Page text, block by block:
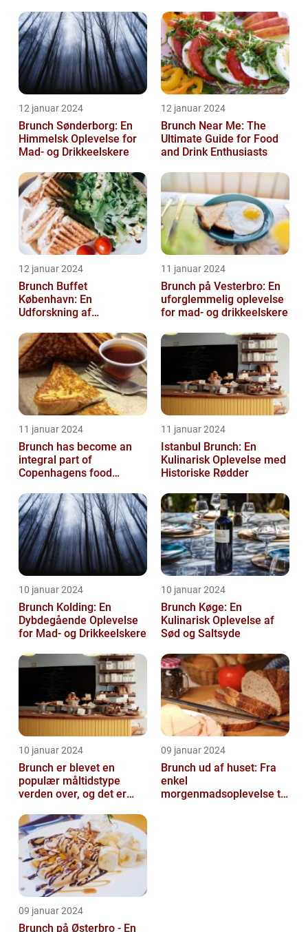
12 januar 2024
Brunch Sønderborg: En
Himmelsk Oplevelse for
Mad- og Drikkeelskere
12 januar 2024
Brunch Near Me: The
Ultimate Guide for Food
and Drink Enthusiasts
12 januar 2024
Brunch Buffet
København: En
Udforskning af
11 januar 2024
Brunch på Vesterbro: En
uforglemmelig oplevelse
for mad- og drikkeelskere
11 januar 2024
Brunch has become an
integral part of
Copenhagens food
restaurants and cafes ...
11 januar 2024
Istanbul Brunch: En
Kulinarisk Oplevelse med
Historiske Rødder
10 januar 2024
Brunch Kolding: En
Dybdegående Oplevelse
for Mad- og Drikkeelskere
10 januar 2024
Brunch Køge: En
Kulinarisk Oplevelse af
Sød og Saltsyde
10 januar 2024
Brunch er blevet en
populær måltidstype
verden over, og det er
Silkeborg
09 januar 2024
Brunch ud af huset: Fra
enkel
morgenmadsoplevelse til
09 januar 2024
Brunch på Østerbro - En